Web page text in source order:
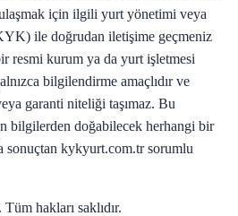
için ilgili yurt yönetimi veya
ile doğrudan iletişime geçmeniz
resmi kurum ya da yurt işletmesi
bilgilendirme amaçlıdır ve
garanti niteliği taşımaz. Bu
bilgilerden doğabilecek herhangi bir
sonuçtan kykyurt.com.tr sorumlu
hakları saklıdır.